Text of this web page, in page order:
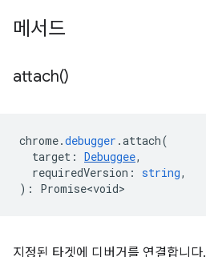
메서드
attach()
chrome.debugger .attach(
target : Debuggee,
requiredVersion : string,
) : Promise<void>
지정된 타겟에 디버거를 연결합니다.